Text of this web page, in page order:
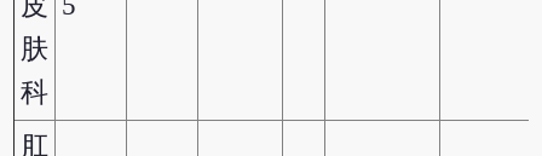
肤
科
肛